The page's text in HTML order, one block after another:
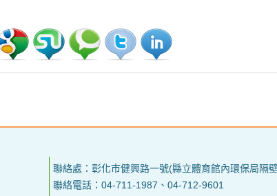
聯絡處：彰化市健興路一號(縣立體育館內環保局隔
聯絡電話：04-711-1987、04-712-9601